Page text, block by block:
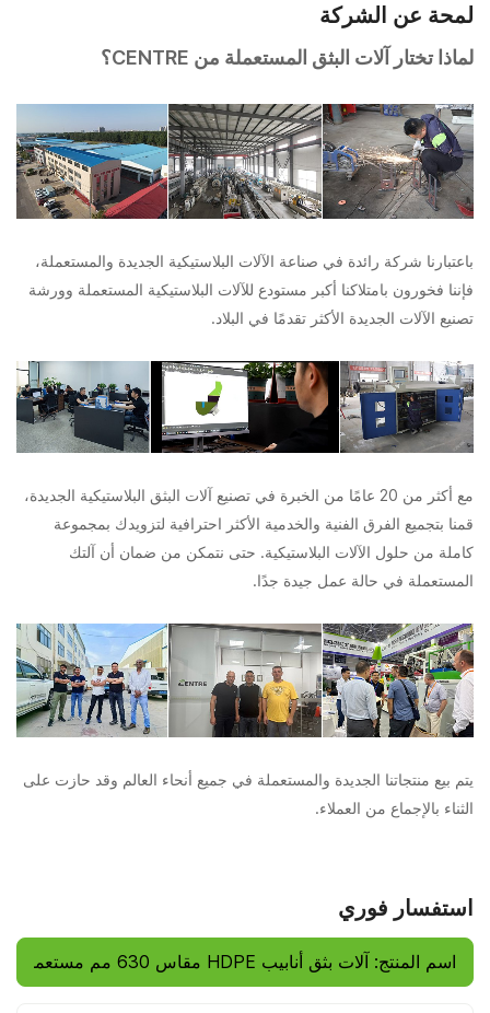
لمحة عن الشركة
لماذا تختار آلات البثق المستعملة من CENTRE؟
باعتبارنا شركة رائدة في صناعة الآلات البلاستيكية الجديدة والمستعملة،
فإننا فخورون بامتلاكنا أكبر مستودع للآلات البلاستيكية المستعملة وورشة
تصنيع الآلات الجديدة الأكثر تقدمًا في البلاد.
مع أكثر من 20 عامًا من الخبرة في تصنيع آلات البثق البلاستيكية الجديدة،
قمنا بتجميع الفرق الفنية والخدمية الأكثر احترافية لتزويدك بمجموعة
كاملة من حلول الآلات البلاستيكية. حتى نتمكن من ضمان أن آلتك
المستعملة في حالة عمل جيدة جدًا.
يتم بيع منتجاتنا الجديدة والمستعملة في جميع أنحاء العالم وقد حازت على
الثناء بالإجماع من العملاء.
استفسار فوري